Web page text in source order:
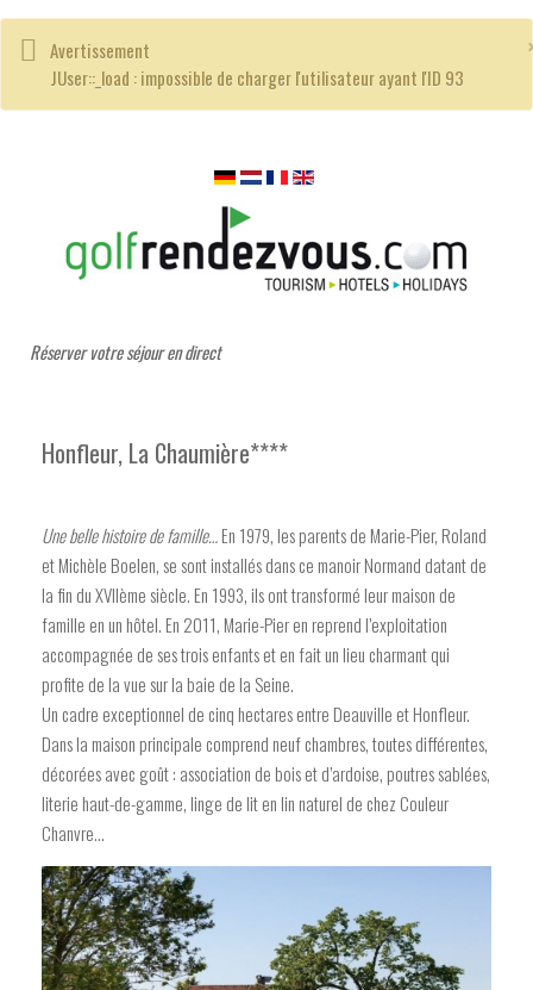
Avertissement
JUser::_load : impossible de charger l'utilisateur ayant l'ID 93
Réserver votre séjour en direct
Honfleur, La Chaumière****
Une belle histoire de famille…En 1979, les parents de Marie-Pier, Roland
et Michèle Boelen, se sont installés dans ce manoir Normand datant de
la fin du XVIIème siècle. En 1993, ils ont transformé leur maison de
famille en un hôtel. En 2011, Marie-Pier en reprend l’exploitation
accompagnée de ses trois enfants et en fait un lieu charmant qui
profite de la vue sur la baie de la Seine.
Un cadre exceptionnel de cinq hectares entre Deauville et Honfleur.
Dans la maison principale comprend neuf chambres, toutes différentes,
décorées avec goût : association de bois et d’ardoise, poutres sablées,
literie haut-de-gamme, linge de lit en lin naturel de chez Couleur
Chanvre…